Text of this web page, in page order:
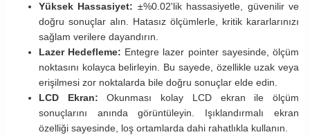
Yüksek Hassasiyet: ±%0.02'lik hassasiyetle, güvenilir ve
doğru sonuçlar alın. Hatasız ölçümlerle, kritik kararlarınızı
sağlam verilere dayandırın.
Lazer Hedefleme: Entegre lazer pointer sayesinde, ölçüm
noktasını kolayca belirleyin. Bu sayede, özellikle uzak veya
erişilmesi zor noktalarda bile doğru sonuçlar elde edin.
LCD Ekran: Okunması kolay LCD ekran ile ölçüm
sonuçlarını anında görüntüleyin. Işıklandırmalı ekran
özelliği sayesinde, loş ortamlarda dahi rahatlıkla kullanın.